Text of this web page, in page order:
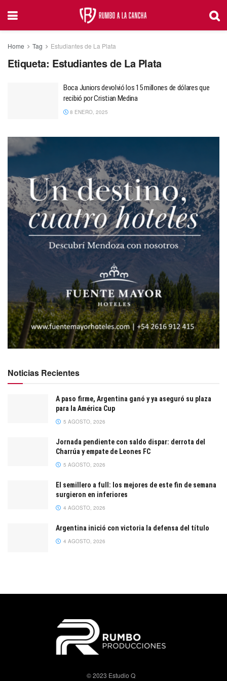
Home Tag Estudiantes de La Plata
Etiqueta: Estudiantes de La Plata
Boca Juniors devolvió los 15 millones de dólares que
recibió por Cristian Medina
8 ENERO, 2025
Noticias Recientes
A paso firme, Argentina ganó y ya aseguró su plaza
para la América Cup
5 AGOSTO, 2026
Jornada pendiente con saldo dispar: derrota del
Charrúa y empate de Leones FC
5 AGOSTO, 2026
El semillero a full: los mejores de este fin de semana
surgieron en inferiores
4 AGOSTO, 2026
Argentina inició con victoria la defensa del título
4 AGOSTO, 2026
© 2023 Estudio Q